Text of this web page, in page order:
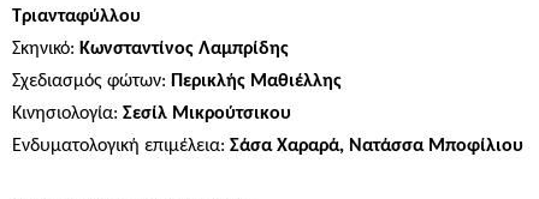
Τριανταφύλλου
Σκηνικό: Κωνσταντίνος Λαμπρίδης
Σχεδιασμός φώτων: Περικλής Μαθιέλλης
Κινησιολογία: Σεσίλ Μικρούτσικου
Ενδυματολογική επιμέλεια: Σάσα Χαραρά, Νατάσσα Μποφίλιου